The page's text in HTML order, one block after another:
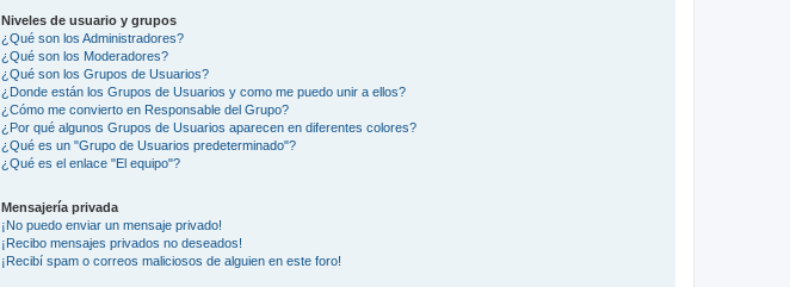
Niveles de usuario y grupos
¿Qué son los Administradores?
¿Qué son los Moderadores?
¿Qué son los Grupos de Usuarios?
¿Donde están los Grupos de Usuarios y como me puedo unir a ellos?
¿Cómo me convierto en Responsable del Grupo?
¿Por qué algunos Grupos de Usuarios aparecen en diferentes colores?
¿Qué es un "Grupo de Usuarios predeterminado"?
¿Qué es el enlace "El equipo"?
Mensajería privada
¡No puedo enviar un mensaje privado!
¡Recibo mensajes privados no deseados!
¡Recibí spam o correos maliciosos de alguien en este foro!